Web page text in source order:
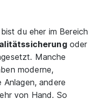
du eher im Bereich
oder
Manche
moderne,
andere
von Hand. So